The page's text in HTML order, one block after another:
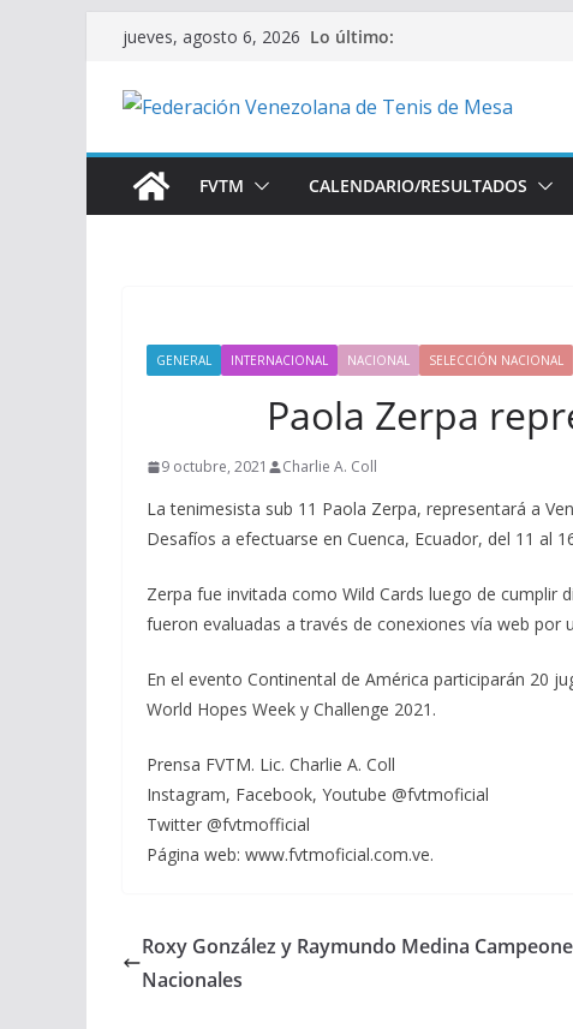
Saltar
contenido
jueves, agosto 6, 2026 Lo último:
FVTM CALENDARIO/RESULTADOS
GENERAL INTERNACIONAL NACIONAL SELECCIÓN NACIONAL
Paola Zerpa
9 octubre, 2021 Charlie A. Coll
La tenimesista sub 11 Paola Zerpa, representará a
Desafíos a efectuarse en Cuenca, Ecuador, del 11 al
Zerpa fue invitada como Wild Cards luego de cumplir
fueron evaluadas a través de conexiones vía web por
En el evento Continental de América participarán 20
World Hopes Week y Challenge 2021.
Prensa FVTM. Lic. Charlie A. Coll
Instagram, Facebook, Youtube @fvtmoficial
Twitter @fvtmofficial
Página web: www.fvtmoficial.com.ve.
Roxy González y Raymundo Medina
Nacionales